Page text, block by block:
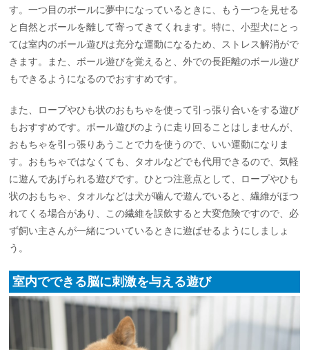
す。一つ目のボールに夢中になっているときに、もう一つを見せる
と自然とボールを離して寄ってきてくれます。特に、小型犬にとっ
ては室内のボール遊びは充分な運動になるため、ストレス解消がで
きます。また、ボール遊びを覚えると、外での長距離のボール遊び
もできるようになるのでおすすめです。
また、ロープやひも状のおもちゃを使って引っ張り合いをする遊び
もおすすめです。ボール遊びのように走り回ることはしませんが、
おもちゃを引っ張りあうことで力を使うので、いい運動になりま
す。おもちゃではなくても、タオルなどでも代用できるので、気軽
に遊んであげられる遊びです。ひとつ注意点として、ロープやひも
状のおもちゃ、タオルなどは犬が噛んで遊んでいると、繊維がほつ
れてくる場合があり、この繊維を誤飲すると大変危険ですので、必
ず飼い主さんが一緒についているときに遊ばせるようにしましょ
う。
室内でできる脳に刺激を与える遊び